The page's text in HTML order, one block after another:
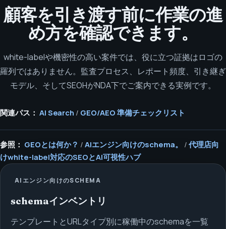
顧客を引き渡す前に作業の進
め方を確認できます。
white-labelや機密性の高い案件では、役に立つ証拠はロゴの
羅列ではありません。監査プロセス、レポート頻度、引き継ぎ
モデル、そしてSEOHがNDA下でご案内できる実例です。
関連パス： AI Search / GEO/AEO 準備チェックリスト
参照： GEOとは何か？ / AIエンジン向けのschema。 / 代理店向
けwhite-label対応のSEOとAI可視性ハブ
AIエンジン向けのSCHEMA
schemaインベントリ
テンプレートとURLタイプ別に稼働中のschemaを一覧